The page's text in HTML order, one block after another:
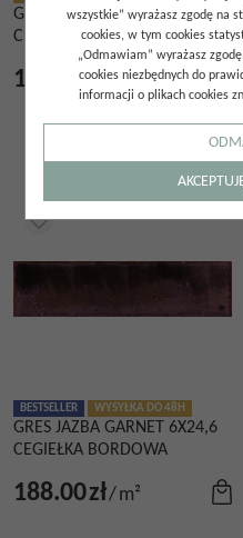
GRES JAZBA BEIGE 6X24,6
CEGIEŁKA BEŻOWA
188.00zł/ m²
BESTSELLER WYSYŁKA DO 48H
GRES JAZBA GARNET 6X24,6
CEGIEŁKA BORDOWA
188.00zł/m²
wszystkie” wyrażasz zgodę na
cookies, w tym cookies
„Odmawiam” wyrażasz
cookies niezbędnych do
informacji o plikach cookies